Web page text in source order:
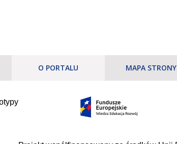
O PORTALU MAPA STRONY